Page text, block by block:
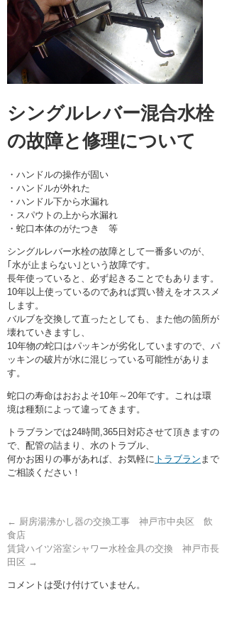
シングルレバー混合水栓
の故障と修理について
・ハンドルの操作が固い
・ハンドルが外れた
・ハンドル下から水漏れ
・スパウトの上から水漏れ
・蛇口本体のがたつき 等
シングルレバー水栓の故障として一番多いのが、
｢水が止まらない｣という故障です。
長年使っていると、必ず起きることでもあります。
10年以上使っているのであれば買い替えをオススメ
します。
バルブを交換して直ったとしても、また他の箇所が
壊れていきますし、
10年物の蛇口はパッキンが劣化していますので、パ
ッキンの破片が水に混じっている可能性がありま
す。
蛇口の寿命はおおよそ10年～20年です。これは環
境は種類によって違ってきます。
トラブランでは24時間,365日対応させて頂きますの
で、配管の詰まり、水のトラブル、
何かお困りの事があれば、お気軽に トラブラン まで
ご相談ください！
← 厨房湯沸かし器の交換工事 神戸市中央区 飲
食店
賃貸ハイツ浴室シャワー水栓金具の交換 神戸市長
田区 →
コメントは受け付けていません。